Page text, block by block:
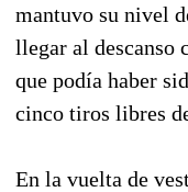
mantuvo su nivel
llegar al descanso
que podía haber
cinco tiros libres
En la vuelta de